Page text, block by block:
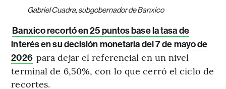
Gabriel Cuadra, subgobernador de Banxico
Banxico recortó en 25 puntos base la tasa de
interés en su decisión monetaria del 7 de mayo de
2026 para dejar el referencial en un nivel
terminal de 6,50%, con lo que cerró el ciclo de
recortes.